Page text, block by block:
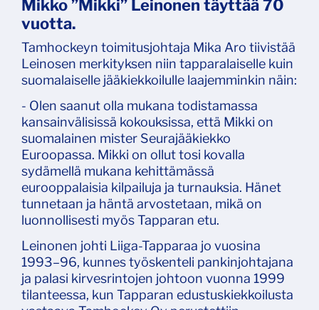
Mikko ”Mikki” Leinonen täyttää 70
vuotta.
Tamhockeyn toimitusjohtaja Mika Aro tiivistää
Leinosen merkityksen niin tapparalaiselle kuin
suomalaiselle jääkiekkoilulle laajemminkin näin:
- Olen saanut olla mukana todistamassa
kansainvälisissä kokouksissa, että Mikki on
suomalainen mister Seurajääkiekko
Euroopassa. Mikki on ollut tosi kovalla
sydämellä mukana kehittämässä
eurooppalaisia kilpailuja ja turnauksia. Hänet
tunnetaan ja häntä arvostetaan, mikä on
luonnollisesti myös Tapparan etu.
Leinonen johti Liiga-Tapparaa jo vuosina
1993–96, kunnes työskenteli pankinjohtajana
ja palasi kirvesrintojen johtoon vuonna 1999
tilanteessa, kun Tapparan edustuskiekkoilusta